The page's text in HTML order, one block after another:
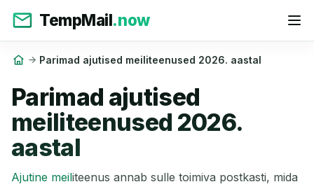
TempMail.now
Parimad ajutised meiliteenused 2026. aastal
Parimad ajutised
meiliteenused 2026.
aastal
Ajutine meiliteenus annab sulle toimiva postkasti, mida